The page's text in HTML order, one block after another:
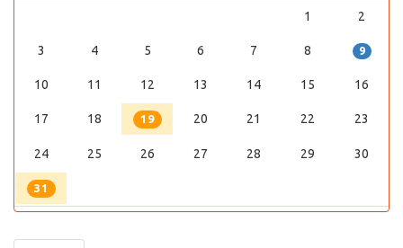
1
2
3 4 5 6 7 8 9
10 11 12 13 14 15 16
17 18 19 20 21 22 23
24 25 26 27 28 29 30
31